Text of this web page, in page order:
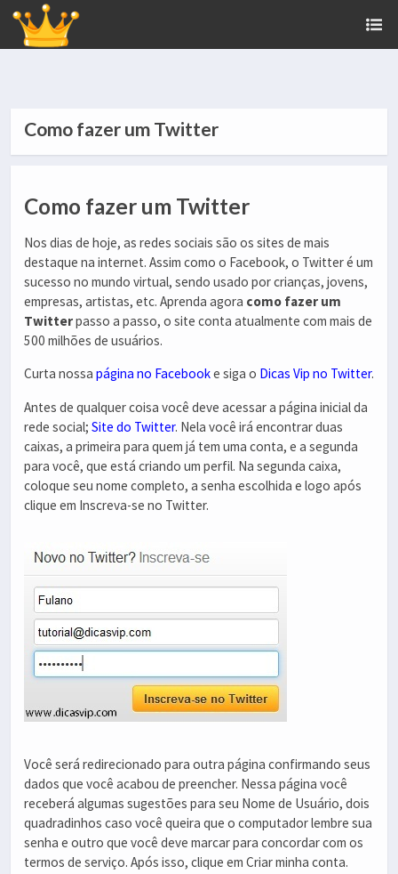
Como fazer um Twitter
Como fazer um Twitter
Nos dias de hoje, as redes sociais são os sites de mais
destaque na internet. Assim como o Facebook, o Twitter é um
sucesso no mundo virtual, sendo usado por crianças, jovens,
empresas, artistas, etc. Aprenda agora como fazer um
Twitterpasso a passo, o site conta atualmente com mais de
500 milhões de usuários.
Curta nossa página no Facebooke siga o Dicas Vip no Twitter.
Antes de qualquer coisa você deve acessar a página inicial da
rede social; Site do Twitter. Nela você irá encontrar duas
caixas, a primeira para quem já tem uma conta, e a segunda
para você, que está criando um perfil. Na segunda caixa,
coloque seu nome completo, a senha escolhida e logo após
clique em Inscreva-se no Twitter.
Você será redirecionado para outra página confirmando seus
dados que você acabou de preencher. Nessa página você
receberá algumas sugestões para seu Nome de Usuário, dois
quadradinhos caso você queira que o computador lembre sua
senha e outro que você deve marcar para concordar com os
termos de serviço. Após isso, clique em Criar minha conta.